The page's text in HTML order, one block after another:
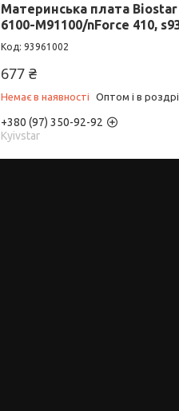
Материнська плата Biostar
6100-M91100/nForce 410,
93961002
677 ₴
Немає в наявності Оптом і в
+380 (97) 350-92-92
Kyivstar